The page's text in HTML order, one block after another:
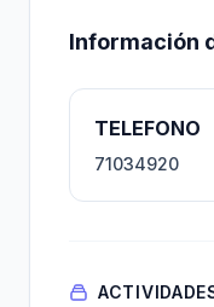
Información
TELEFONO
71034920